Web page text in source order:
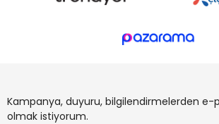
Kampanya, duyuru, bilgilendirmelerden e-
olmak istiyorum.